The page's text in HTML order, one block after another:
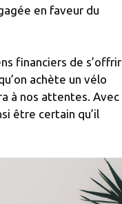
en faveur du
financiers de s’offrir
achète un vélo
à nos attentes. Avec
être certain qu’il